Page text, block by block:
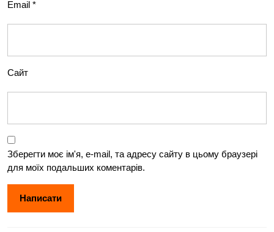
Email *
Сайт
Зберегти моє ім'я, e-mail, та адресу сайту в цьому браузері
для моїх подальших коментарів.